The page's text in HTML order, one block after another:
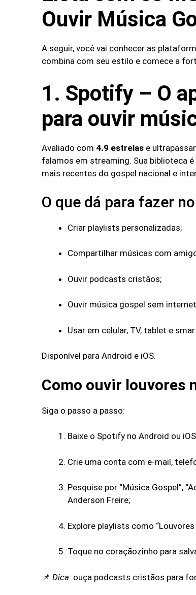
Ouvir Música
A seguir, você vai conhecer as
combina com seu estilo e comece a
1. Spotify – O
para ouvir
Avaliado com 4.9 estrelas e
falamos em streaming. Sua biblioteca
mais recentes do gospel nacional e
O que dá para fazer
Criar playlists personalizadas;
Compartilhar músicas com
Ouvir podcasts cristãos;
Ouvir música gospel sem
Usar em celular, TV, tablet e
Disponível para Android e iOS.
Como ouvir louvores
Siga o passo a passo:
Baixe o Spotify no Android ou
Crie uma conta com e-mail,
Pesquise por “Música Gospel”,
Anderson Freire;
Explore playlists como “Louvores
Toque no coraçãozinho para
📌 Dica: ouça podcasts cristãos para